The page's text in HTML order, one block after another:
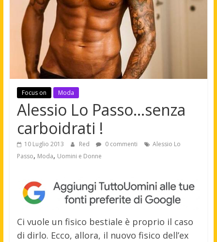
Focus on Moda
Alessio Lo Passo…senza
carboidrati !
10 Luglio 2013 Red 0 commenti
Alessio Lo
Passo, Moda, Uomini e Donne
Ci vuole un fisico bestiale è proprio il caso
di dirlo. Ecco, allora, il nuovo fisico dell’ex